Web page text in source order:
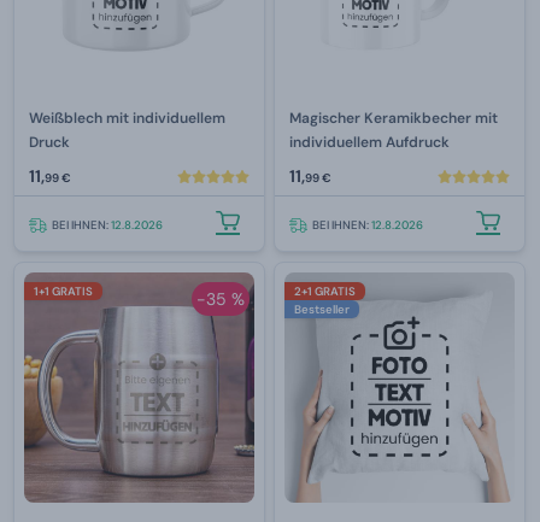
Weißblech mit individuellem
Druck
11,99 €
BEI IHNEN:12.8.2026
Magischer Keramikbecher mit
individuellem Aufdruck
11,99 €
BEI IHNEN:12.8.2026
-35 %
1+1 GRATIS
2+1 GRATIS
Bestseller